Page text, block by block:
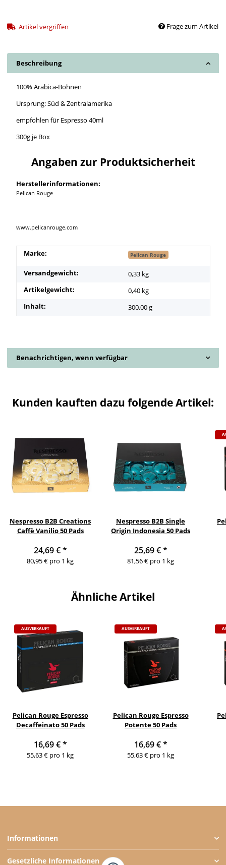
Artikel vergriffen Frage zum Artikel
Beschreibung
100% Arabica-Bohnen
Ursprung: Süd & Zentralamerika
empfohlen für Espresso 40ml
300g je Box
Angaben zur Produktsicherheit
Herstellerinformationen:
Pelican Rouge
www.pelicanrouge.com
Marke: Pelican Rouge
Versandgewicht:
0,33 kg
Artikelgewicht:
0,40 kg
Inhalt:
300,00 g
Benachrichtigen, wenn verfügbar
Kunden kauften dazu folgende Artikel:
Nespresso B2B Creations
Caffè Vanilio 50 Pads
24,69 €*
80,95 € pro 1 kg
Nespresso B2B Single
Origin Indonesia 50 Pads
25,69 €*
81,56 € pro 1 kg
Ähnliche Artikel
AUSVERKAUFT
Pelican Rouge Espresso
Decaffeinato 50 Pads
16,69 €*
55,63 € pro 1 kg
AUSVERKAUFT
Pelican Rouge Espresso
Potente 50 Pads
16,69 €*
55,63 € pro 1 kg
Informationen
Gesetzliche Informationen